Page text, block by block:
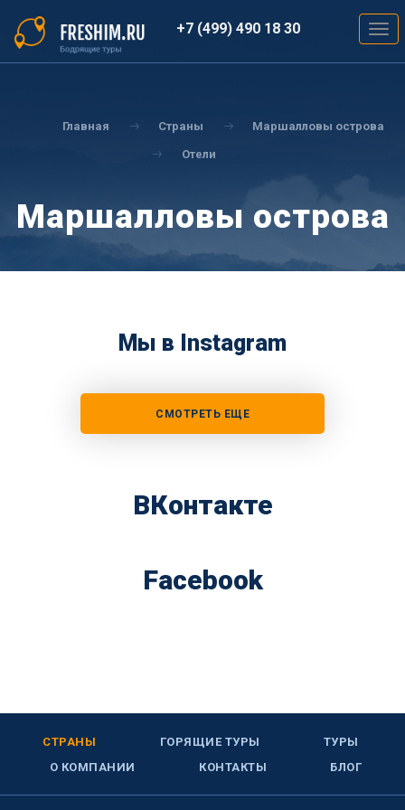
основному
содержанию
+7 (499) 490 18 30
Главная Страны Маршалловы острова
Отели
Маршалловы острова
Мы в Instagram
СМОТРЕТЬ ЕЩЕ
ВКонтакте
Facebook
СТРАНЫ ГОРЯЩИЕ ТУРЫ
ТУРЫ
О КОМПАНИИ
КОНТАКТЫ БЛОГ